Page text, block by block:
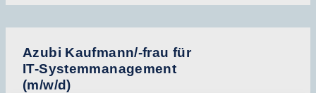
Azubi Kaufmann/-frau für
IT-Systemmanagement
(m/w/d)